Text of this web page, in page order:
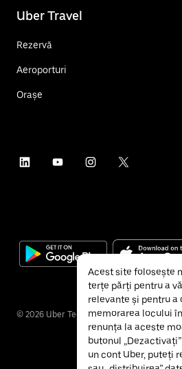
Uber Travel
Rezervă
Aeroporturi
Orașe
© 2026 Uber Technologies Inc.
Acest site folosește
terțe părți pentru a
relevante și pentru
memorarea locului
renunța la aceste
butonul
un cont Uber, puteți